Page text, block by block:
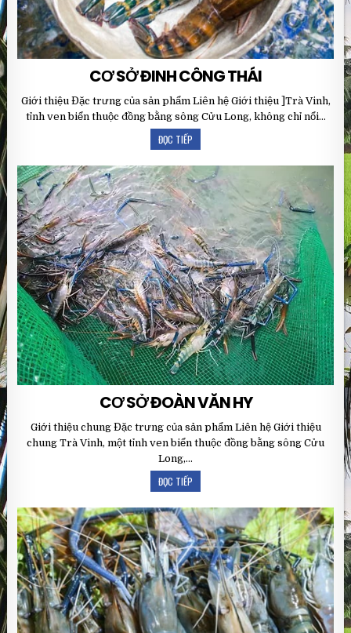
CƠ SỞ ĐINH CÔNG THÁI
Giới thiệu Đặc trưng của sản phẩm Liên hệ Giới thiệu ]Trà Vinh,
tỉnh ven biển thuộc đồng bằng sông Cửu Long, không chỉ nổi…
ĐỌC TIẾP
CƠ SỞ ĐOÀN VĂN HY
Giới thiệu chung Đặc trưng của sản phẩm Liên hệ Giới thiệu
chung Trà Vinh, một tỉnh ven biển thuộc đồng bằng sông Cửu
Long,…
ĐỌC TIẾP